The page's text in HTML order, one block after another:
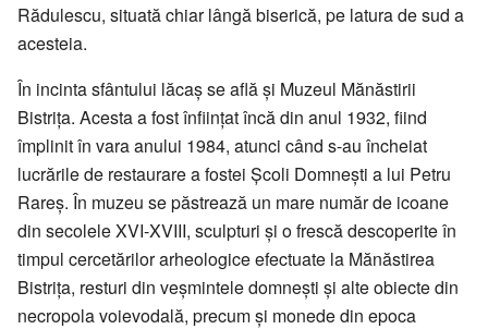
Rădulescu, situată chiar lângă biserică, pe latura de sud a
acesteia.
În incinta sfântului lăcaș se află și Muzeul Mănăstirii
Bistrița. Acesta a fost înființat încă din anul 1932, fiind
împlinit în vara anului 1984, atunci când s-au încheiat
lucrările de restaurare a fostei Şcoli Domnești a lui Petru
Rareș. În muzeu se păstrează un mare număr de icoane
din secolele XVI-XVIII, sculpturi și o frescă descoperite în
timpul cercetărilor arheologice efectuate la Mănăstirea
Bistrița, resturi din veșmintele domnești și alte obiecte din
necropola voievodală, precum și monede din epoca